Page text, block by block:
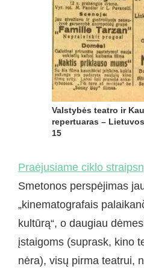
Valstybės teatro ir
repertuaras –
15
Praėjusiame ciklo
Smetonos perspėjimas
„kinematografais
kultūrą“, o daugiau
įstaigoms (suprask, kino
nėra), visų pirma teatrui,